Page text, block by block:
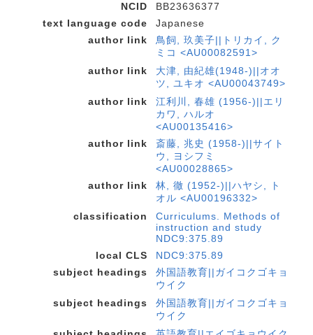
NCID
BB23636377
text language code
Japanese
author link
鳥飼, 玖美子||トリカイ, ク
ミコ <AU00082591>
author link
大津, 由紀雄(1948-)||オオ
ツ, ユキオ <AU00043749>
author link
江利川, 春雄 (1956-)||エリ
カワ, ハルオ
<AU00135416>
author link
斎藤, 兆史 (1958-)||サイト
ウ, ヨシフミ
<AU00028865>
author link
林, 徹 (1952-)||ハヤシ, ト
オル <AU00196332>
classification
Curriculums. Methods of
instruction and study
NDC9:375.89
local CLS
NDC9:375.89
subject headings
外国語教育||ガイコクゴキョ
ウイク
subject headings
外国語教育||ガイコクゴキョ
ウイク